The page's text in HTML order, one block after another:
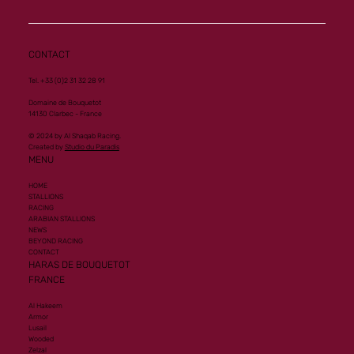
CONTACT
Tel. +33 (0)2 31 32 28 91
Domaine de Bouquetot
14130 Clarbec - France
© 2024 by Al Shaqab Racing.
Created by Studio du Paradis
MENU
HOME
STALLIONS
RACING
ARABIAN STALLIONS
NEWS
BEYOND RACING
CONTACT
HARAS DE BOUQUETOT
FRANCE
Al Hakeem
Armor
Lusail
Wooded
Zelzal